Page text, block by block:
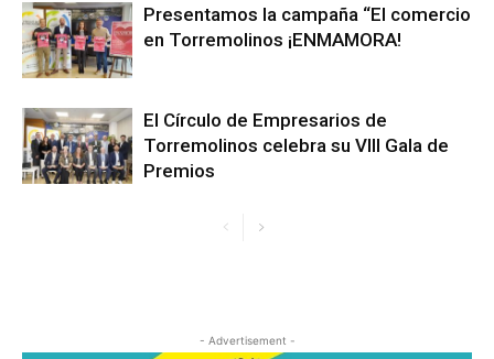
Presentamos la campaña “El comercio
en Torremolinos ¡ENMAMORA!
El Círculo de Empresarios de
Torremolinos celebra su VIII Gala de
Premios
- Advertisement -